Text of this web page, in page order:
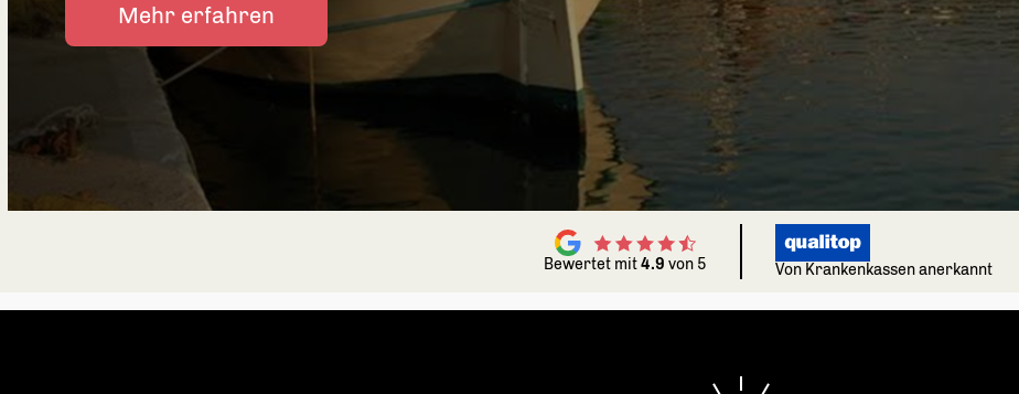
Mehr erfahren
Bewertet mit4.9 von 5 Von Krankenkassen anerkannt
Je nach Fitnessziel wählen wir Workouts aus,
die perfekt zu dir passen.
Muskeln aufbauen
Spürbar stärker werden
Ausdauer verbessern
Cardio steigern
Selbstbewusstsein stärken
Allgemeines Wohlbefinden steigern
Mental ausgeglichen sein
Je
die